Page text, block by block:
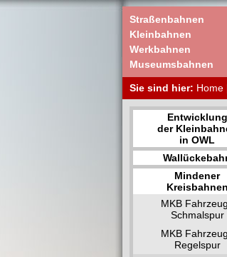
Straßenbahnen
Kleinbahnen
Werkbahnen
Museumsbahnen
Sie sind hier: Home
Entwicklung
der
in OWL
Mindener
Kreisbahnen
MKB
Schmalspur
MKB
Regelspur